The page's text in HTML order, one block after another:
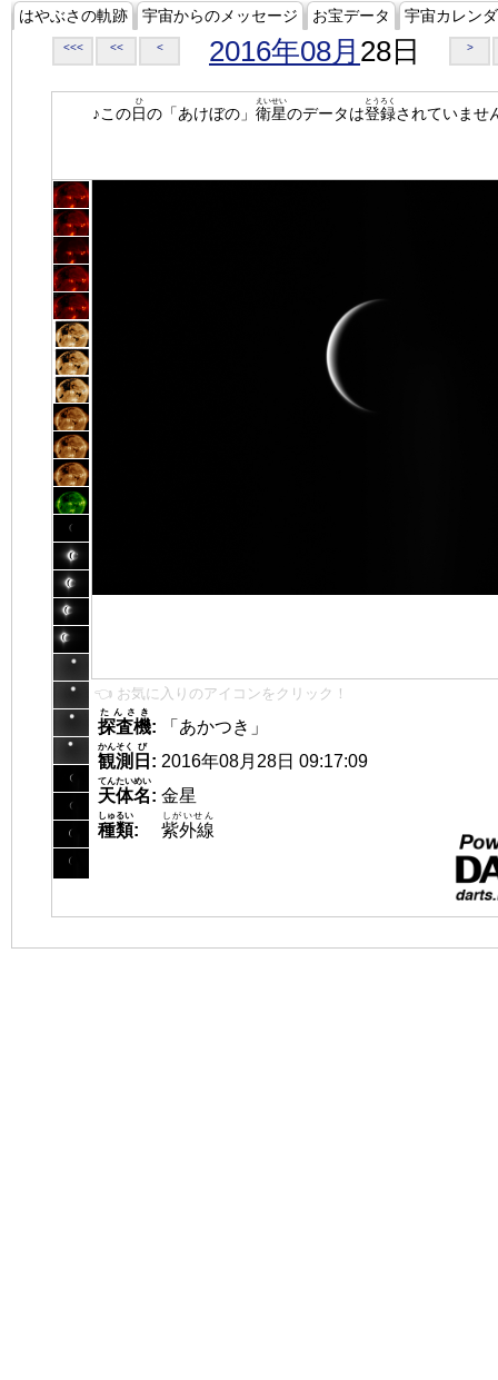
はやぶさの軌跡 宇宙からのメッセージ お宝データ 宇宙カレン
<<< << < 2016年08月 28日 >
♪この日
ひ
の「あけぼの」 衛星
えいせい
のデータは登録
とうろく
されていませ
👈 お気に入りのアイコンをクリック！
探査機
たんさき
:
「あかつき」
観測
かんそく
日
び
: 2016年08月28日 09:17:09
天体名
てんたいめい
: 金星
種類
しゅるい
: 紫外線
しがいせん